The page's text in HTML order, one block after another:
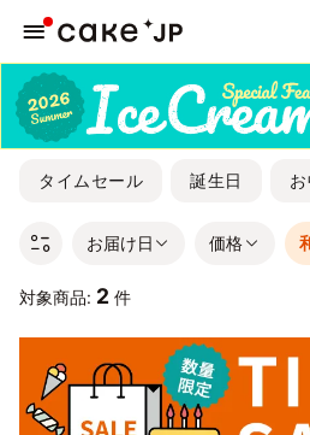
タイムセール 誕生日
お届け日 価格
対象商品: 2 件